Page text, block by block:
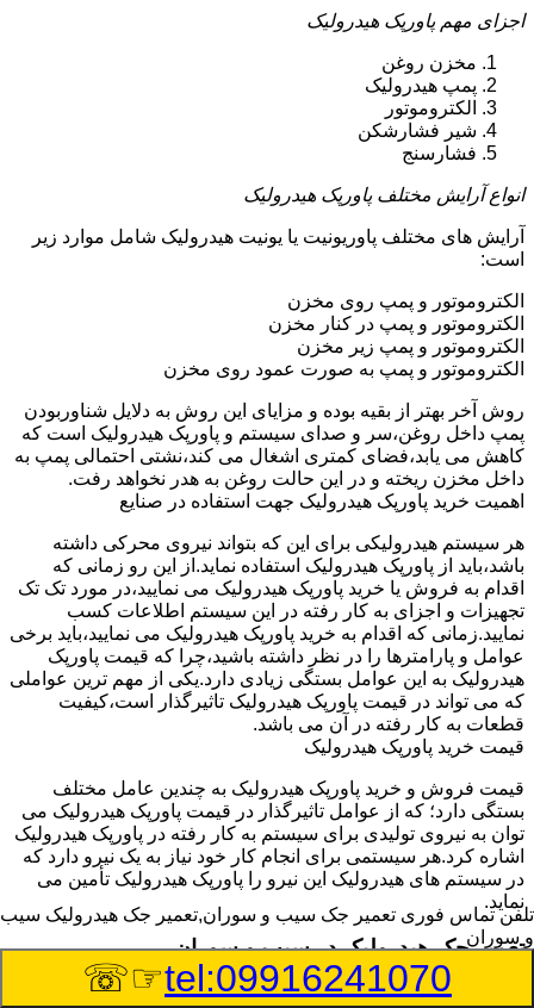
اجزای مهم پاورپک هیدرولیک
مخزن روغن
پمپ هیدرولیک
الکتروموتور
شیر فشارشکن
فشارسنج
انواع آرایش مختلف پاورپک هیدرولیک
آرایش های مختلف پاوریونیت یا یونیت هیدرولیک شامل موارد زیر
است:
الکتروموتور و پمپ روی مخزن
الکتروموتور و پمپ در کنار مخزن
الکتروموتور و پمپ زیر مخزن
الکتروموتور و پمپ به صورت عمود روی مخزن
روش آخر بهتر از بقیه بوده و مزایای این روش به دلایل شناوربودن
پمپ داخل روغن،سر و صدای سیستم و پاورپک هیدرولیک است که
کاهش می یابد،فضای کمتری اشغال می کند،نشتی احتمالی پمپ به
داخل مخزن ریخته و در این حالت روغن به هدر نخواهد رفت.
اهمیت خرید پاورپک هیدرولیک جهت استفاده در صنایع
هر سیستم هیدرولیکی برای این که بتواند نیروی محرکی داشته
باشد،باید از پاورپک هیدرولیک استفاده نماید.از این رو زمانی که
اقدام به فروش یا خرید پاورپک هیدرولیک می نمایید،در مورد تک تک
تجهیزات و اجزای به کار رفته در این سیستم اطلاعات کسب
نمایید.زمانی که اقدام به خرید پاورپک هیدرولیک می نمایید،باید برخی
عوامل و پارامترها را در نظر داشته باشید،چرا که قیمت پاورپک
هیدرولیک به این عوامل بستگی زیادی دارد.یکی از مهم ترین عواملی
که می تواند در قیمت پاورپک هیدرولیک تاثیرگذار است،کیفیت
قطعات به کار رفته در آن می باشد.
قیمت خرید پاورپک هیدرولیک
قیمت فروش و خرید پاورپک هیدرولیک به چندین عامل مختلف
بستگی دارد؛ که از عوامل تاثیرگذار در قیمت پاورپک هیدرولیک می
توان به نیروی تولیدی برای سیستم به کار رفته در پاورپک هیدرولیک
اشاره کرد.هر سیستمی برای انجام کار خود نیاز به یک نیرو دارد که
در سیستم های هیدرولیک این نیرو را پاورپک هیدرولیک تأمین می
نماید.
تعمیر جک هیدرولیک در سیب و سوران
وسیله‎ای که با عملکرد خود موجب بلند شدن اهرم و یا وزن سنگین
تلفن تماس فوری تعمیر جک سیب و سوران,تعمیر جک هیدرولیک سیب
و سوران
tel:09916241070
☞☏